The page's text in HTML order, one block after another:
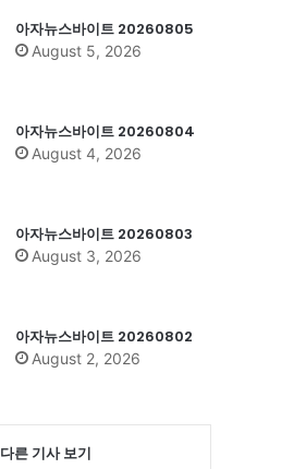
아자뉴스바이트 20260805
August 5, 2026
아자뉴스바이트 20260804
August 4, 2026
아자뉴스바이트 20260803
August 3, 2026
아자뉴스바이트 20260802
August 2, 2026
다른 기사 보기